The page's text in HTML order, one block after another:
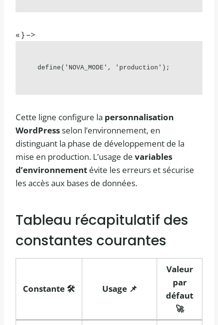
« } –>
define('NOVA_MODE', 'production');
Cette ligne configure la personnalisation
WordPressselon l’environnement, en
distinguant la phase de développement de la
mise en production. L’usage de variables
d’environnement évite les erreurs et sécurise
les accès aux bases de données.
Tableau récapitulatif des
constantes courantes
Constante 🛠️ Usage 📌
Valeur
par
défaut
🚀